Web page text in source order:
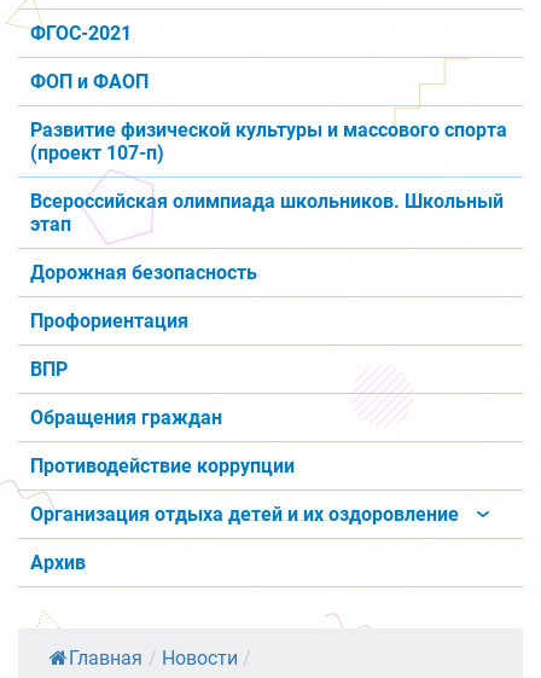
ФГОС-2021
ФОП и ФАОП
Развитие физической культуры и массового спорта
(проект 107-п)
Всероссийская олимпиада школьников. Школьный
этап
Дорожная безопасность
Профориентация
ВПР
Обращения граждан
Противодействие коррупции
Организация отдыха детей и их оздоровление
Архив
Главная / Новости /